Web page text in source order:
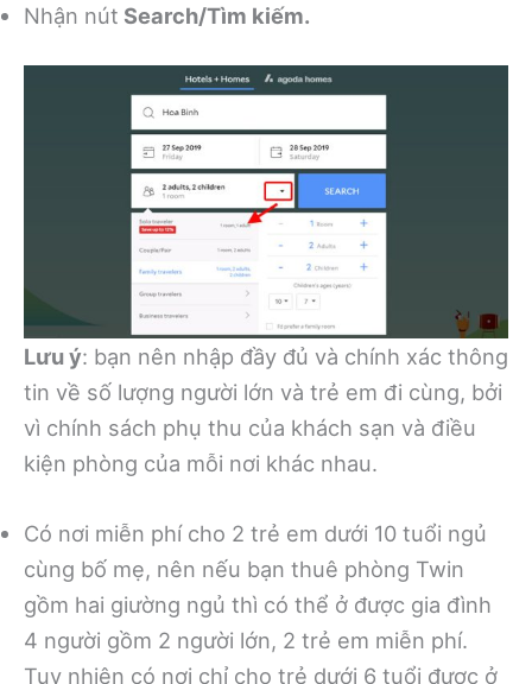
Nhận nút Search/Tìm kiếm.
Lưu ý: bạn nên nhập đầy đủ và chính xác thông
tin về số lượng người lớn và trẻ em đi cùng, bởi
vì chính sách phụ thu của khách sạn và điều
kiện phòng của mỗi nơi khác nhau.
Có nơi miễn phí cho 2 trẻ em dưới 10 tuổi ngủ
cùng bố mẹ, nên nếu bạn thuê phòng Twin
gồm hai giường ngủ thì có thể ở được gia đình
4 người gồm 2 người lớn, 2 trẻ em miễn phí.
Tuy nhiên có nơi chỉ cho trẻ dưới 6 tuổi được ở